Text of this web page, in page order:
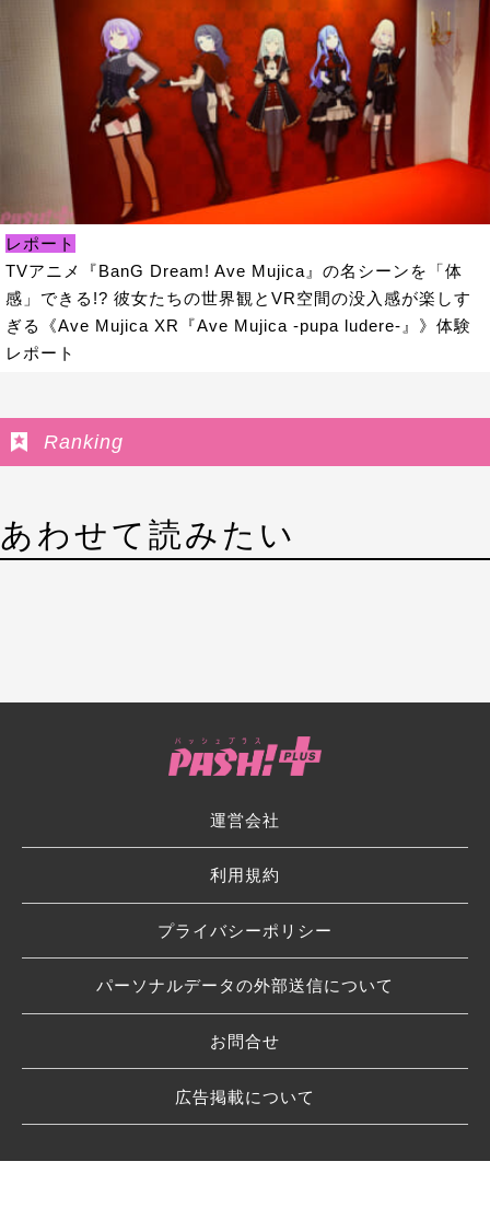
レポート
TVアニメ『BanG Dream! Ave Mujica』の名シーンを「体
感」できる!? 彼女たちの世界観とVR空間の没入感が楽しす
ぎる《Ave Mujica XR『Ave Mujica -pupa ludere-』》体験
レポート
Ranking
あわせて読みたい
運営会社
利用規約
プライバシーポリシー
パーソナルデータの外部送信について
お問合せ
広告掲載について